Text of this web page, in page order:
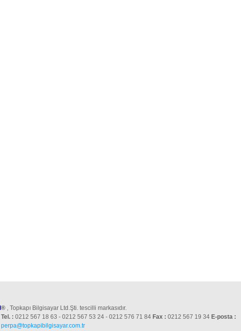
® , Topkapı Bilgisayar Ltd.Şti. tescilli markasıdır.
Tel. : 0212 567 18 63 - 0212 567 53 24 - 0212 576 71 84 Fax : 0212 567 19 34 E-posta :
perpa@topkapibilgisayar.com.tr